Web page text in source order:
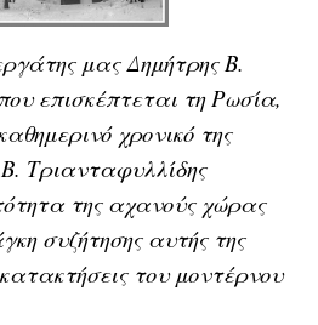
μας Δημήτρης Β.
επισκέπτεται τη Ρωσία,
χρονικό της
Τριανταφυλλίδης
της αχανούς χώρας
συζήτησης αυτής της
του μοντέρνου